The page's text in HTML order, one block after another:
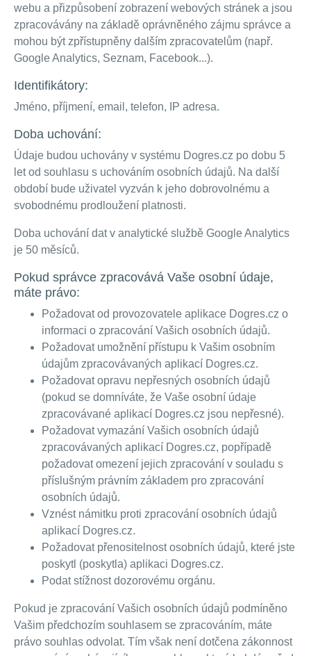
webu a přizpůsobení zobrazení webových stránek a jsou
zpracovávány na základě oprávněného zájmu správce a
mohou být zpřístupněny dalším zpracovatelům (např.
Google Analytics, Seznam, Facebook...).
Identifikátory:
Jméno, příjmení, email, telefon, IP adresa.
Doba uchování:
Údaje budou uchovány v systému Dogres.cz po dobu 5
let od souhlasu s uchováním osobních údajů. Na další
období bude uživatel vyzván k jeho dobrovolnému a
svobodnému prodloužení platnosti.
Doba uchování dat v analytické službě Google Analytics
je 50 měsíců.
Pokud správce zpracovává Vaše osobní údaje,
máte právo:
Požadovat od provozovatele aplikace Dogres.cz o
informaci o zpracování Vašich osobních údajů.
Požadovat umožnění přístupu k Vašim osobním
údajům zpracovávaných aplikací Dogres.cz.
Požadovat opravu nepřesných osobních údajů
(pokud se domníváte, že Vaše osobní údaje
zpracovávané aplikací Dogres.cz jsou nepřesné).
Požadovat vymazání Vašich osobních údajů
zpracovávaných aplikací Dogres.cz, popřípadě
požadovat omezení jejich zpracování v souladu s
příslušným právním základem pro zpracování
osobních údajů.
Vznést námitku proti zpracování osobních údajů
aplikací Dogres.cz.
Požadovat přenositelnost osobních údajů, které jste
poskytl (poskytla) aplikaci Dogres.cz.
Podat stížnost dozorovému orgánu.
Pokud je zpracování Vašich osobních údajů podmíněno
Vašim předchozím souhlasem se zpracováním, máte
právo souhlas odvolat. Tím však není dotčena zákonnost